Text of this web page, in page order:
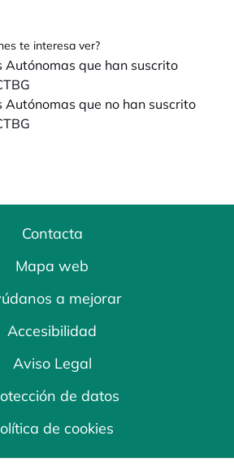
te interesa ver?
Autónomas que han suscrito
Autónomas que no han suscrito
Contacta
Mapa web
a mejorar
Accesibilidad
Aviso Legal
de datos
de cookies